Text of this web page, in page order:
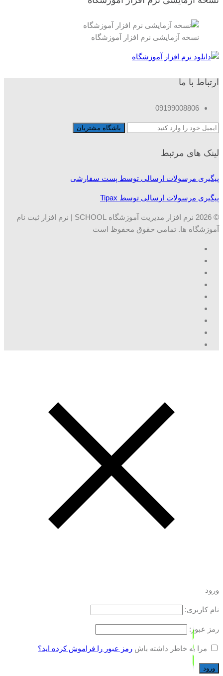
نسخه آزمایشی نرم افزار آموزشگاه
ارتباط با ما
09199008806
لینک های مرتبط
پیگیری مرسولات ارسالی توسط پست سفارشی
پیگیری مرسولات ارسالی توسط Tipax
© 2026 نرم افزار مدیریت آموزشگاه SCHOOL | نرم افزار ثبت نام
آموزشگاه ها. تمامی حقوق محفوظ است
ورود
نام کاربری:
رمز عبور:
مرا به خاطر داشته باش رمز عبور را فراموش کرده اید؟